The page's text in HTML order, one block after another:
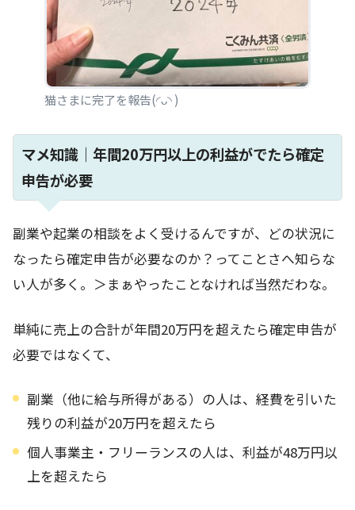
猫さまに完了を報告(◜ᴗ◝ )
マメ知識｜年間20万円以上の利益がでたら確定
申告が必要
副業や起業の相談をよく受けるんですが、どの状況に
なったら確定申告が必要なのか？ってことさへ知らな
い人が多く。＞まぁやったことなければ当然だわな。
単純に売上の合計が年間20万円を超えたら確定申告が
必要ではなくて、
副業（他に給与所得がある）の人は、経費を引いた
残りの利益が20万円を超えたら
個人事業主・フリーランスの人は、利益が48万円以
上を超えたら